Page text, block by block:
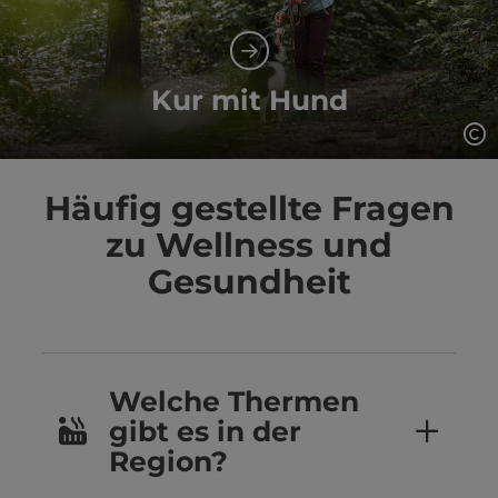
Kur mit Hund
Häufig gestellte Fragen
zu Wellness und
Gesundheit
Welche Thermen
gibt es in der
Region?